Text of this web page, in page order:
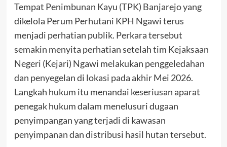
Tempat Penimbunan Kayu (TPK) Banjarejo yang
dikelola Perum Perhutani KPH Ngawi terus
menjadi perhatian publik. Perkara tersebut
semakin menyita perhatian setelah tim Kejaksaan
Negeri (Kejari) Ngawi melakukan penggeledahan
dan penyegelan di lokasi pada akhir Mei 2026.
Langkah hukum itu menandai keseriusan aparat
penegak hukum dalam menelusuri dugaan
penyimpangan yang terjadi di kawasan
penyimpanan dan distribusi hasil hutan tersebut.